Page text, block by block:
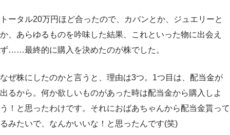
トータル20万円ほど合ったので、カバンとか、ジュエリーと
か、あらゆるものを吟味した結果、これといった物に出会え
ず……最終的に購入を決めたのが株でした。
なぜ株にしたのかと言うと、理由は3つ。1つ目は、配当金が
出るから。何か欲しいものがあった時は配当金から購入しよ
う！と思ったわけです。それにおばあちゃんから配当金貰って
るみたいで、なんかいいな！と思ったんです(笑)